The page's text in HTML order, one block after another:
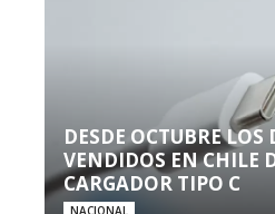
DESDE OCTUBRE LOS
VENDIDOS EN CHILE
CARGADOR TIPO C
NACIONAL